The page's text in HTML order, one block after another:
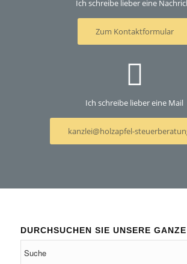
Ich schreibe lieber eine
Zum Kontaktformular
Ich schreibe lieber eine Mail
kanzlei@holzapfel-
DURCHSUCHEN SIE UNSERE